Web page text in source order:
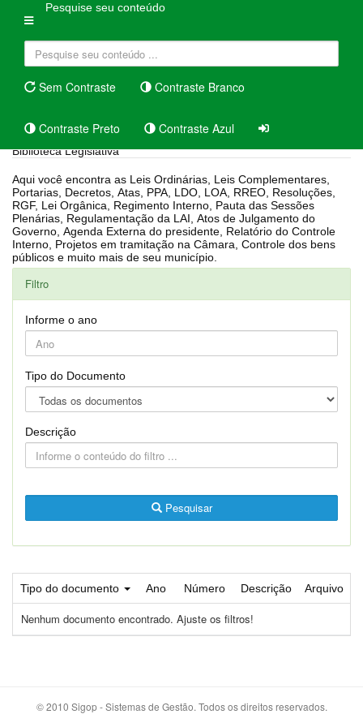
Pesquise seu conteúdo
Sem Contraste Contraste Branco
Contraste Preto Contraste Azul
Biblioteca Legislativa
Aqui você encontra as Leis Ordinárias, Leis Complementares,
Portarias, Decretos, Atas, PPA, LDO, LOA, RREO, Resoluções,
RGF, Lei Orgânica, Regimento Interno, Pauta das Sessões
Plenárias, Regulamentação da LAI, Atos de Julgamento do
Governo, Agenda Externa do presidente, Relatório do Controle
Interno, Projetos em tramitação na Câmara, Controle dos bens
públicos e muito mais de seu município.
Filtro
Informe o ano
Tipo do Documento
Descrição
Pesquisar
Tipo do documento Ano Número Descrição Arquivo
Nenhum documento encontrado. Ajuste os filtros!
© 2010 Sigop - Sistemas de Gestão. Todos os direitos reservados.